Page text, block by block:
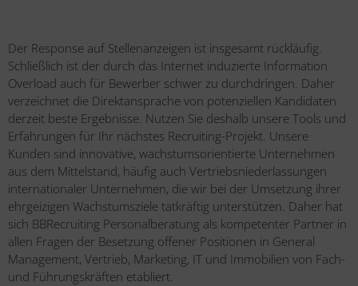
Der Response auf Stellenanzeigen ist insgesamt rückläufig.
Schließlich ist der durch das Internet induzierte Information
Overload auch für Bewerber schwer zu durchdringen. Daher
verzeichnet die Direktansprache von potenziellen Kandidaten
derzeit beste Ergebnisse. Nutzen Sie deshalb unsere Tools und
Erfahrungen für Ihr nächstes Recruiting-Projekt. Unsere
Kunden sind innovative, wachstumsorientierte Unternehmen
aus dem Mittelstand, häufig auch Vertriebsniederlassungen
internationaler Unternehmen, die wir bei der Umsetzung ihrer
ehrgeizigen Wachstumsziele tatkräftig unterstützen. Daher hat
sich BBRecruiting Personalberatung als kompetenter Partner in
allen Fragen der Besetzung offener Positionen in General
Management, Vertrieb, Marketing, IT und Immobilien von Fach-
und Führungskräften etabliert.